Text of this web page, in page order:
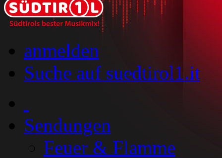
anmelden
Suche auf suedtirol1.it
Sendungen
Feuer & Flamme